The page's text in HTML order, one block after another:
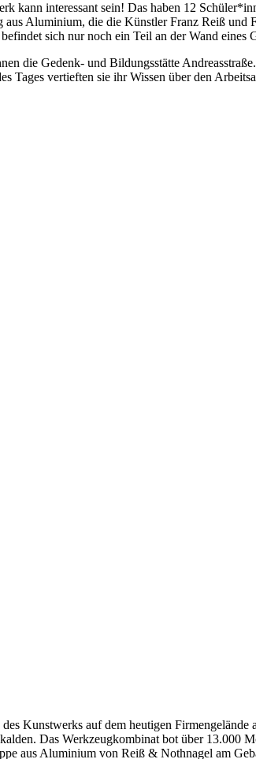
kann interessant sein! Das haben 12
aus Aluminium, die die Künstler Franz Reiß
sich nur noch ein Teil an der Wand
die Gedenk- und Bildungsstätte
Tages vertieften sie ihr Wissen über den
Kunstwerks auf dem heutigen
Das Werkzeugkombinat bot über 13.000
aus Aluminium von Reiß & Nothnagel am